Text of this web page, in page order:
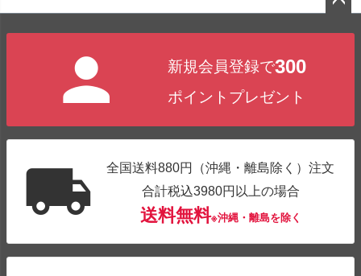
新規会員登録で300
ポイントプレゼント
全国送料880円（沖縄・離島除く）注文
合計税込3980円以上の場合
送料無料※沖縄・離島を除く